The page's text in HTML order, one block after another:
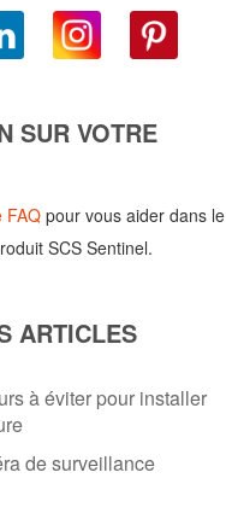
SUR VOTRE
FAQpour vous aider dans le
SCS Sentinel.
ARTICLES
à éviter pour installer
de surveillance